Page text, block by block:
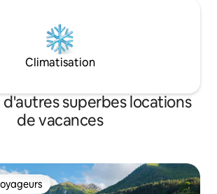
Climatisation
d'autres superbes locations
de vacances